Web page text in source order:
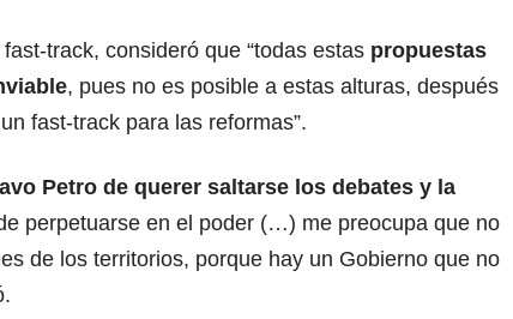
track, consideró que “todas estas propuestas
, pues no es posible a estas alturas, después
fast-track para las reformas”.
Petro de querer saltarse los debates y la
perpetuarse en el poder (…) me preocupa que no
de los territorios, porque hay un Gobierno que no